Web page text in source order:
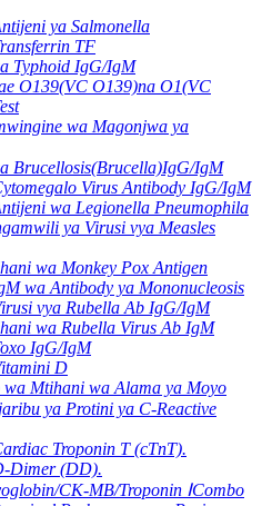
ya Salmonella
TF
Typhoid IgG/IgM
O139(VC O139)na O1(VC
wa Magonjwa ya
Brucellosis(Brucella)IgG/IgM
Virus Antibody IgG/IgM
wa Legionella Pneumophila
ya Virusi vya Measles
wa Monkey Pox Antigen
wa Antibody ya Mononucleosis
vya Rubella Ab IgG/IgM
wa Rubella Virus Ab IgM
IgG/IgM
D
wa Mtihani wa Alama ya Moyo
ya Protini ya C-Reactive
Troponin T (cTnT).
Dimer (DD).
CK-MB/Troponin ⅠCombo